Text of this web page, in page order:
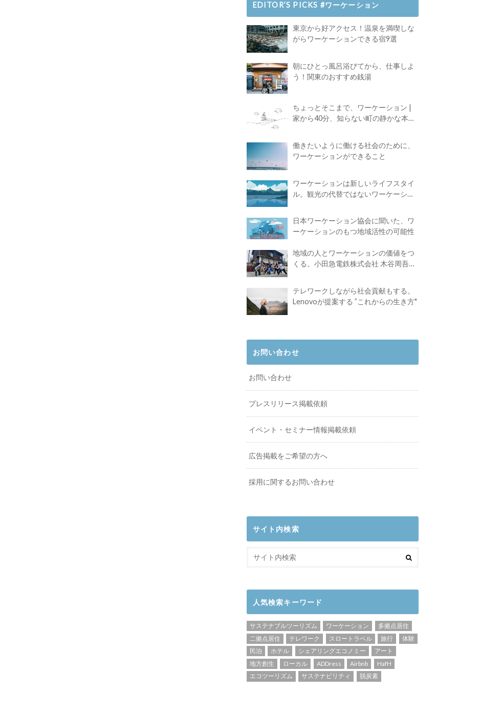
EDITOR’S PICKS #ワーケーション
東京から好アクセス！温泉を満喫しな
がらワーケーションできる宿9選
朝にひとっ風呂浴びてから、仕事しよ
う！関東のおすすめ銭湯
ちょっとそこまで、ワーケーション |
家から40分、知らない町の静かな本屋
働きたいように働ける社会のために、
ワーケーションができること
ワーケーションは新しいライフスタイ
ル。観光の代替ではないワーケーショ
日本ワーケーション協会に聞いた、ワ
ーケーションのもつ地域活性の可能性
地域の人とワーケーションの価値をつ
くる。小田急電鉄株式会社 木谷周吾さ
テレワークしながら社会貢献もする。
Lenovoが提案する ”これからの生き方"
お問い合わせ
お問い合わせ
プレスリリース掲載依頼
イベント・セミナー情報掲載依頼
広告掲載をご希望の方へ
採用に関するお問い合わせ
サイト内検索
人気検索キーワード
サステナブルツーリズム ワーケーション
多拠点居住
二拠点居住
テレワーク スロートラベル 旅行
体験
民泊
ホテル シェアリングエコノミー
アート
地方創生
ローカル ADDress Airbnb
HafH
エコツーリズム
サステナビリティ 脱炭素